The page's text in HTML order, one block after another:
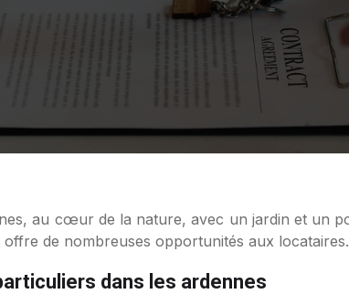
de nombreuses opportunités aux locataires.
dans les ardennes